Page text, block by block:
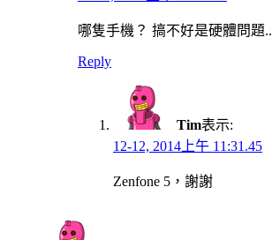
哪隻手機？ 搞不好是硬體問題..
Reply
Tim表示:
12-12, 2014上午 11:31.45
Zenfone 5，謝謝